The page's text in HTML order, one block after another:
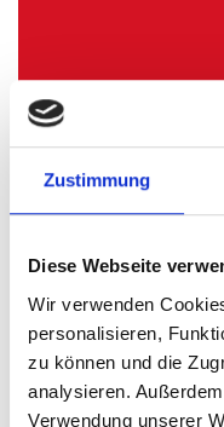
Zustimmung
Diese Webseite
Wir verwenden
personalisieren,
zu können und die
analysieren.
Verwendung unserer
13.09.2026|HAUS
Exerzitien auf
Regensburg
In den Exerzitien des
Gott zu finden.
Bei den
Straße – in unserem